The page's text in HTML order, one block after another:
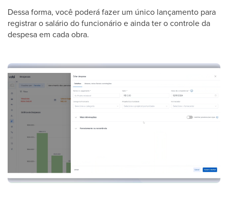
Dessa forma, você poderá fazer um único lançamento para
registrar o salário do funcionário e ainda ter o controle da
despesa em cada obra.